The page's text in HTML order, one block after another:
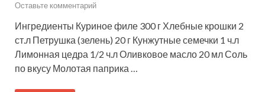
Оставьте комментарий
Ингредиенты Куриное филе 300 г Хлебные крошки 2
ст.л Петрушка (зелень) 20 г Кунжутные семечки 1 ч.л
Лимонная цедра 1/2 ч.л Оливковое масло 20 мл Соль
по вкусу Молотая паприка …